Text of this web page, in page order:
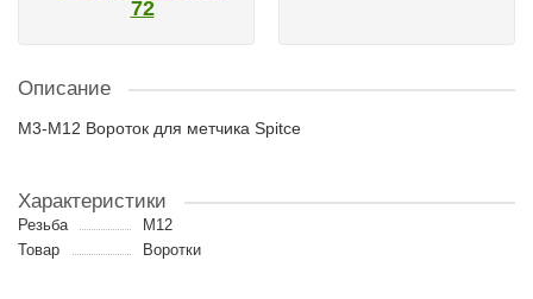
72
Описание
M3-M12 Вороток для метчика Spitce
Характеристики
Резьба
M12
Товар
Воротки